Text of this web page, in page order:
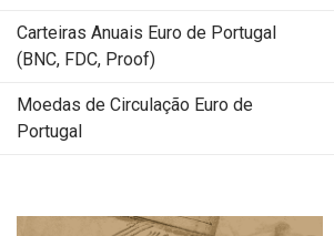
Carteiras Anuais Euro de Portugal
(BNC, FDC, Proof)
Moedas de Circulação Euro de
Portugal